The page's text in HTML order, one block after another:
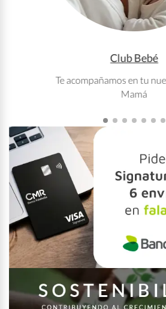
Club Bebé
Te acompañamos en tu
Mamá